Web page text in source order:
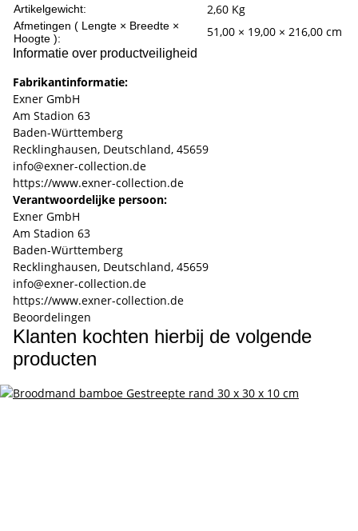
Artikelgewicht: 2,60 Kg
Afmetingen ( Lengte × Breedte ×
Hoogte ):
51,00 × 19,00 × 216,00 cm
Informatie over productveiligheid
Fabrikantinformatie:
Exner GmbH
Am Stadion 63
Baden-Württemberg
Recklinghausen, Deutschland, 45659
info@exner-collection.de
https://www.exner-collection.de
Verantwoordelijke persoon:
Exner GmbH
Am Stadion 63
Baden-Württemberg
Recklinghausen, Deutschland, 45659
info@exner-collection.de
https://www.exner-collection.de
Beoordelingen
Klanten kochten hierbij de volgende
producten